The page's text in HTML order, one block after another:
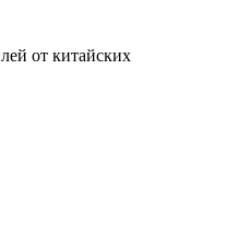
от китайских